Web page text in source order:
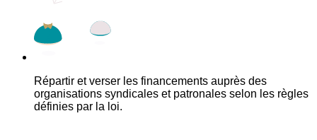
Répartir et verser les financements auprès des
organisations syndicales et patronales selon les règles
définies par la loi.